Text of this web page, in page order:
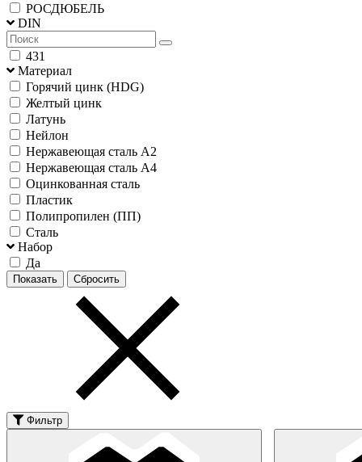
РОСДЮБЕЛЬ
DIN
431
Материал
Горячий цинк (HDG)
Желтый цинк
Латунь
Нейлон
Нержавеющая сталь А2
Нержавеющая сталь А4
Оцинкованная сталь
Пластик
Полипропилен (ПП)
Сталь
Набор
Да
Фильтр